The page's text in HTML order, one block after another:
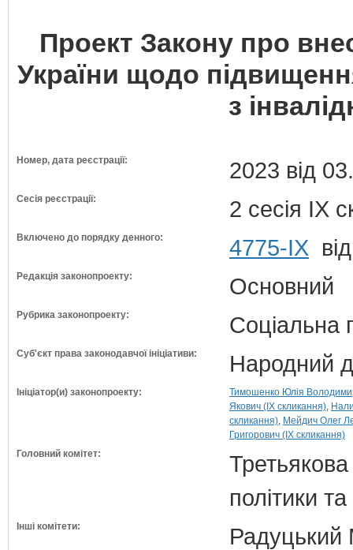
Проект Закону про
України щодо
з
Номер, дата реєстрації: 2023 від
Сесія реєстрації: 2 сесія IX
Включено до порядку денного: 4775-IX
Редакція законопроекту: Основний
Рубрика законопроекту: Соціальна
Суб'єкт права законодавчої ініціативи: Народний
Ініціатор(и) законопроекту:
Тимошенко Юлія
Якович (IX скликання)
скликання) Мейдич Олег
Григорович (IX скликання)
Головний комітет:
політики
Інші комітети:
Радуцький